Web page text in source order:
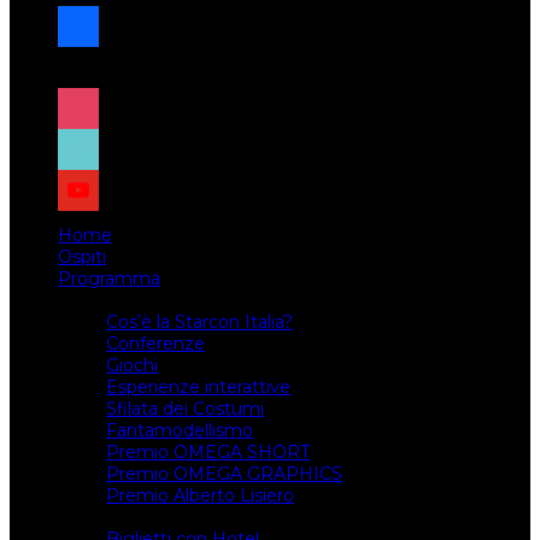
facebook
x
instagram
tiktok
youtube
Home
Ospiti
Programma
Cos’è la Starcon Italia?
Conferenze
Giochi
Esperienze interattive
Sfilata dei Costumi
Fantamodellismo
Premio OMEGA SHORT
Premio OMEGA GRAPHICS
Premio Alberto Lisiero